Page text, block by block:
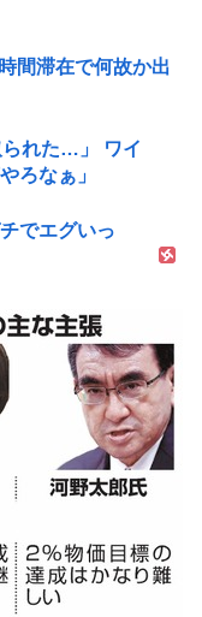
間滞在で何故か出
られた…」 ワイ
ろなぁ」
でエグいっ